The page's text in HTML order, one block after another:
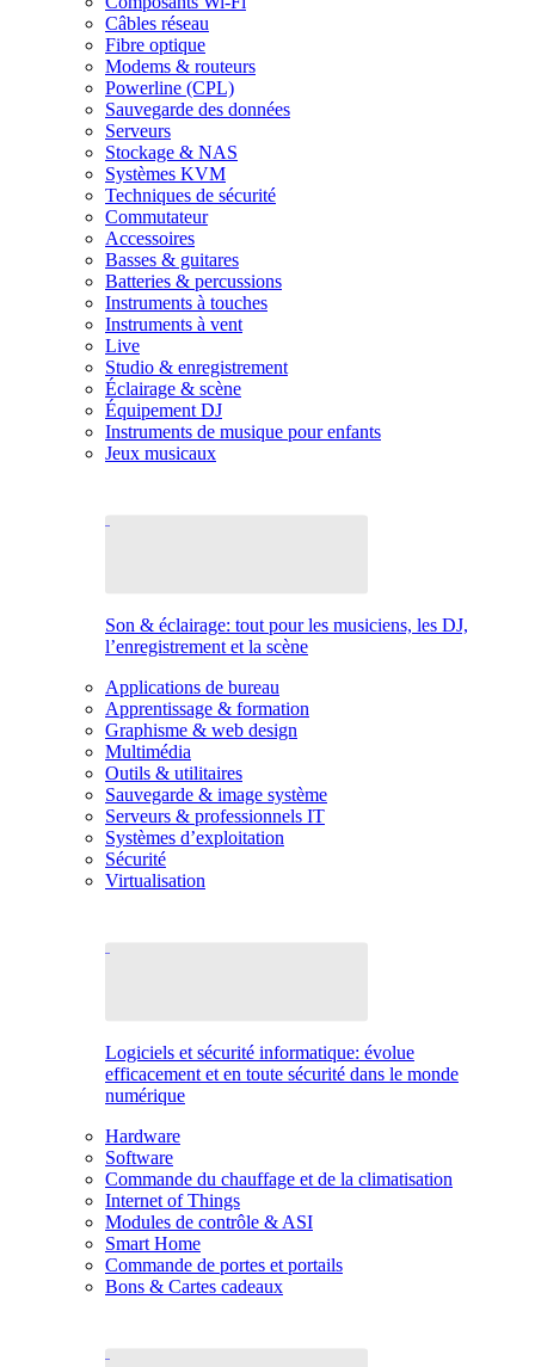
Câbles réseau
Fibre optique
Modems & routeurs
Powerline (CPL)
Sauvegarde des données
Serveurs
Stockage & NAS
Systèmes KVM
Techniques de sécurité
Commutateur
Accessoires
Basses & guitares
Batteries & percussions
Instruments à touches
Instruments à vent
Live
Studio & enregistrement
Éclairage & scène
Équipement DJ
Instruments de musique pour enfants
Jeux musicaux
Son & éclairage: tout pour les musiciens, les DJ,
l’enregistrement et la scène
Applications de bureau
Apprentissage & formation
Graphisme & web design
Multimédia
Outils & utilitaires
Sauvegarde & image système
Serveurs & professionnels IT
Systèmes d’exploitation
Sécurité
Virtualisation
Logiciels et sécurité informatique: évolue
efficacement et en toute sécurité dans le monde
numérique
Hardware
Software
Commande du chauffage et de la climatisation
Internet of Things
Modules de contrôle & ASI
Smart Home
Commande de portes et portails
Bons & Cartes cadeaux